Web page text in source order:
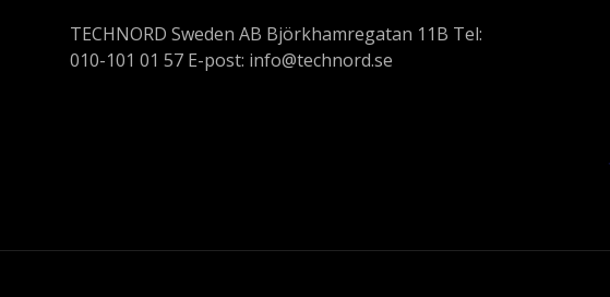
TECHNORD Sweden AB Björkhamregatan 11B Tel:
010-101 01 57 E-post: info@technord.se